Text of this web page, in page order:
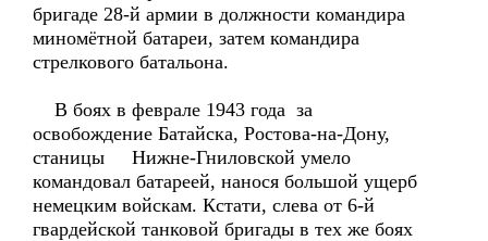
бригаде 28-й армии в должности командира
миномётной батареи, затем командира
стрелкового батальона.
В боях в феврале 1943 года за
освобождение Батайска, Ростова-на-Дону,
станицы Нижне-Гниловской умело
командовал батареей, нанося большой ущерб
немецким войскам. Кстати, слева от 6-й
гвардейской танковой бригады в тех же боях